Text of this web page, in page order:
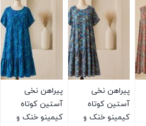
پیراهن نخی
آستین کوتاه
کیمینو خنک و
پیراهن نخی
آستین کوتاه
کیمینو خنک و